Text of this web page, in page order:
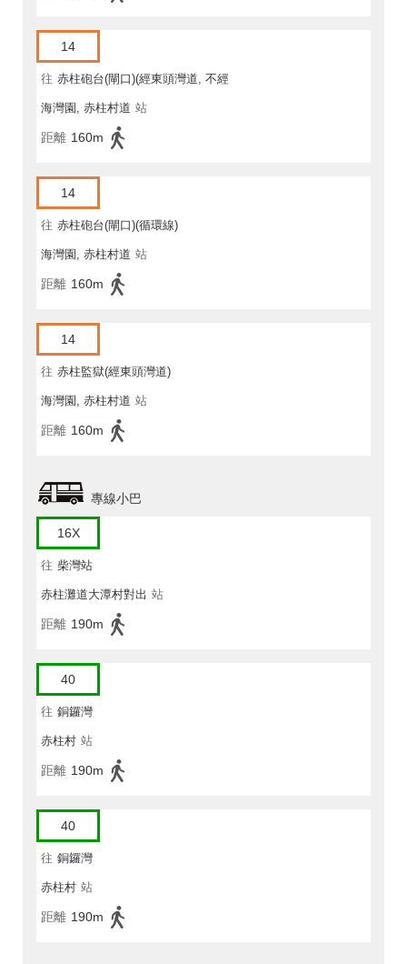
14
往 赤柱砲台(閘口)(經東頭灣道, 不經
馬坑)
海灣園, 赤柱村道 站
距離 160m
14
往 赤柱砲台(閘口)(循環線)
海灣園, 赤柱村道 站
距離 160m
14
往 赤柱監獄(經東頭灣道)
海灣園, 赤柱村道 站
距離 160m
專線小巴
16X
往 柴灣站
赤柱灘道大潭村對出 站
距離 190m
40
往 銅鑼灣
赤柱村 站
距離 190m
40
往 銅鑼灣
赤柱村 站
距離 190m